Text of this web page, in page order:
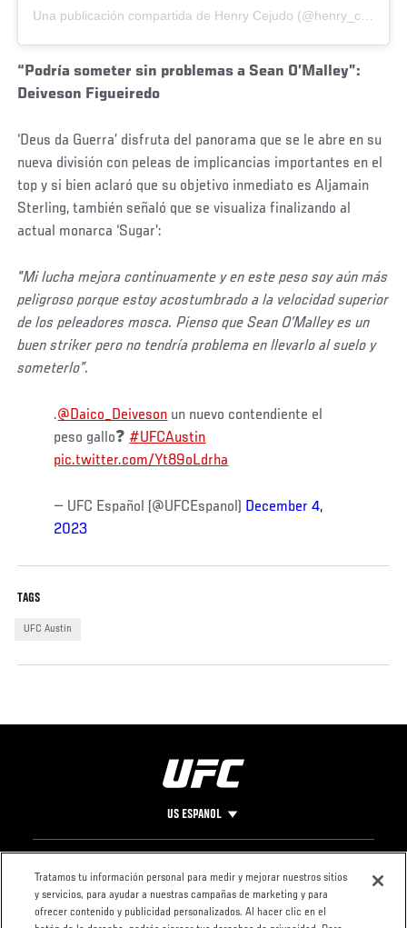
“Podría someter sin problemas a Sean O’Malley”:
Deiveson Figueiredo
‘Deus da Guerra’ disfruta del panorama que se le abre en su
nueva división con peleas de implicancias importantes en el
top y si bien aclaró que su objetivo inmediato es Aljamain
Sterling, también señaló que se visualiza finalizando al
actual monarca ‘Sugar’:
"Mi lucha mejora continuamente y en este peso soy aún más
peligroso porque estoy acostumbrado a la velocidad superior
de los peleadores mosca. Pienso que Sean O’Malley es un
buen striker pero no tendría problema en llevarlo al suelo y
someterlo”.
.@Daico_Deiveson un nuevo contendiente el
peso gallo❓ #UFCAustin
pic.twitter.com/Yt89oLdrha
— UFC Español (@UFCEspanol) December 4,
2023
TAGS
UFC Austin
US ESPANOL
Pie
de
Página
CONTACTO
LEGAL
Condiciones
Política de
Tratamos tu información personal para medir y mejorar nuestros sitios
y servicios, para ayudar a nuestras campañas de marketing y para
ofrecer contenido y publicidad personalizados. Al hacer clic en el